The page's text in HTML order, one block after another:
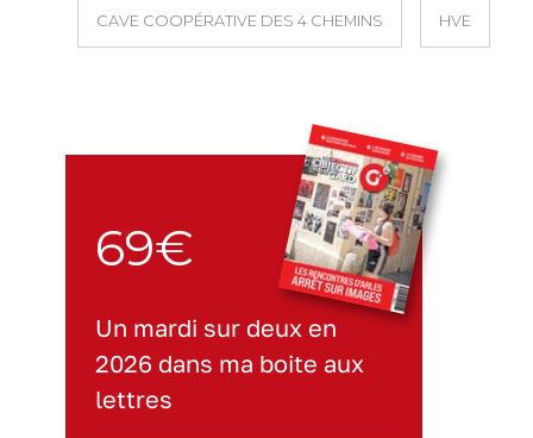
CAVE COOPÉRATIVE DES 4 CHEMINS HVE
69€
Un mardi sur deux en
2026 dans ma boite aux
lettres